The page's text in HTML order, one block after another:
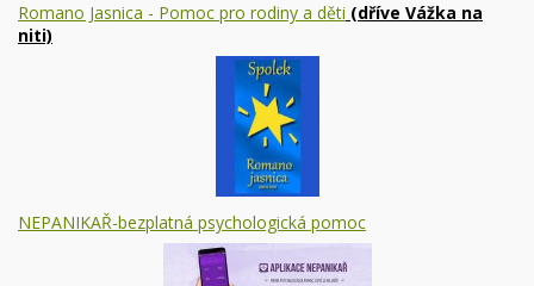
Romano Jasnica - Pomoc pro rodiny a děti (dříve Vážka na
niti)
NEPANIKAŘ-bezplatná psychologická pomoc